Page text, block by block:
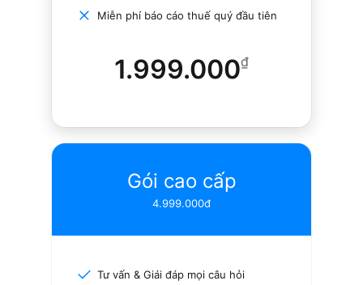
Miễn phí báo cáo thuế quý đầu tiên
₫
1.999.000
Gói cao cấp
4.999.000đ
Tư vấn & Giái đáp mọi câu hỏi